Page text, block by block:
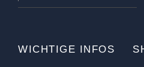
WICHTIGE INFOS